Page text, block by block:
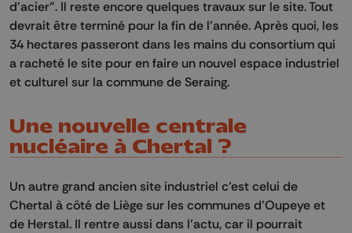
d'acier". Il reste encore quelques travaux sur le site. Tout
devrait être terminé pour la fin de l'année. Après quoi, les
34 hectares passeront dans les mains du consortium qui
a racheté le site pour en faire un nouvel espace industriel
et culturel sur la commune de Seraing.
Une nouvelle centrale
nucléaire à Chertal ?
Un autre grand ancien site industriel c’est celui de
Chertal à côté de Liège sur les communes d’Oupeye et
de Herstal. Il rentre aussi dans l’actu, car il pourrait